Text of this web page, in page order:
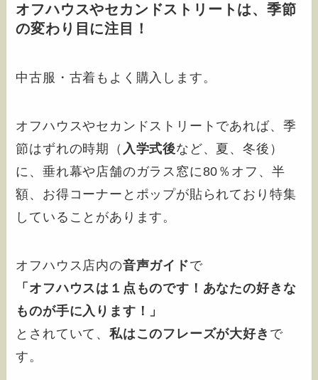
オフハウスやセカンドストリートは、季節
の変わり目に注目！
中古服・古着もよく購入します。
オフハウスやセカンドストリートであれば、季
節はずれの時期（ 入学式後など、夏、冬後）
に、垂れ幕や店舗のガラス窓に80％オフ、半
額、お得コーナーとポップが貼られており特集
していることがあります。
オフハウス店内の音声ガイドで
「オフハウスは１点ものです！あなたの好きな
ものが手に入ります！」
とされていて、私はこのフレーズが大好き で
す。